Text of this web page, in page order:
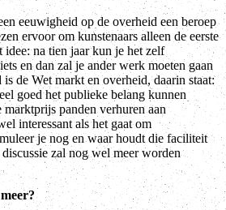
eeuwigheid op de overheid een beroep
ervoor om kunstenaars alleen de eerste
idee: na tien jaar kun je het zelf
en dan zal je ander werk moeten gaan
de Wet markt en overheid, daarin staat:
goed het publieke belang kunnen
panden verhuren aan
interessant als het gaat om
je nog en waar houdt die faciliteit
zal nog wel meer worden